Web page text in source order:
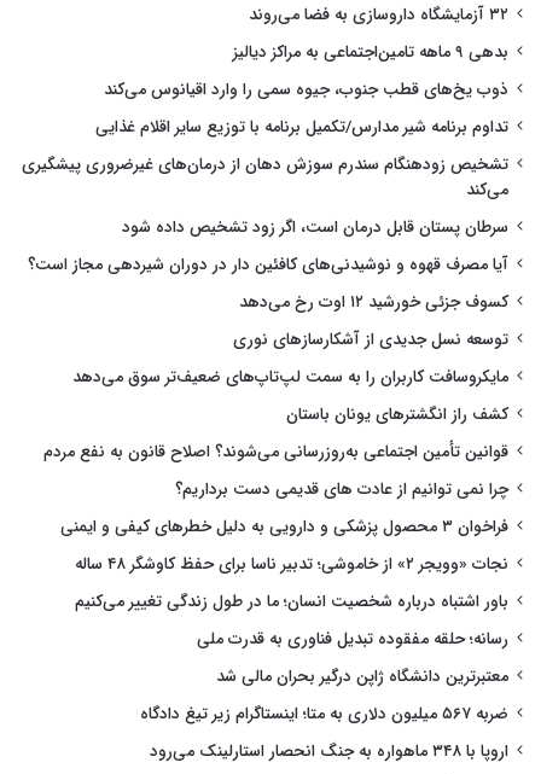
۳۲ آزمایشگاه داروسازی به فضا می‌روند
بدهی ۹ ماهه تامین‌اجتماعی به مراکز دیالیز
ذوب یخ‌های قطب جنوب، جیوه سمی را وارد اقیانوس می‌کند
تداوم برنامه شیر مدارس/تکمیل برنامه با توزیع سایر اقلام غذایی
تشخیص زودهنگام سندرم سوزش دهان از درمان‌های غیرضروری پیشگیری
می‌کند
سرطان پستان قابل درمان است، اگر زود تشخیص داده شود
آیا مصرف قهوه و نوشیدنی‌های کافئین دار در دوران شیردهی مجاز است؟
کسوف جزئی خورشید ۱۲ اوت رخ می‌دهد
توسعه نسل جدیدی از آشکارسازهای نوری
مایکروسافت کاربران را به سمت لپ‌تاپ‌های ضعیف‌تر سوق می‌دهد
کشف راز انگشترهای یونان باستان
قوانین تأمین اجتماعی به‌روزرسانی می‌شوند؟ اصلاح قانون به نفع مردم
چرا نمی توانیم از عادت های قدیمی دست برداریم؟
فراخوان ۳ محصول پزشکی و دارویی به دلیل خطرهای کیفی و ایمنی
نجات «وویجر ۲» از خاموشی؛ تدبیر ناسا برای حفظ کاوشگر ۴۸ ساله
باور اشتباه درباره شخصیت انسان؛ ما در طول زندگی تغییر می‌کنیم
رسانه؛ حلقه مفقوده تبدیل فناوری به قدرت ملی
معتبرترین دانشگاه ژاپن درگیر بحران مالی شد
ضربه ۵۶۷ میلیون دلاری به متا؛ اینستاگرام زیر تیغ دادگاه
اروپا با ۳۴۸ ماهواره به جنگ انحصار استارلینک می‌رود